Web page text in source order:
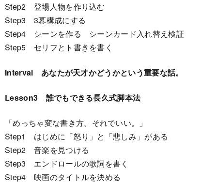
Step2 登場人物を作り込む
Step3 3幕構成にする
Step4 シーンを作る シーンカード入れ替え検証
Step5 セリフとト書きを書く
Interval あなたが天才かどうかという重要な話。
Lesson3 誰でもできる長久式脚本法
「めっちゃ変な書き方。それでいい。」
Step1 はじめに「怒り」と「悲しみ」がある
Step2 音楽を見つける
Step3 エンドロールの歌詞を書く
Step4 映画のタイトルを決める